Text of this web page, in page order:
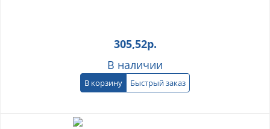
305,52р.
В наличии
В корзину Быстрый заказ